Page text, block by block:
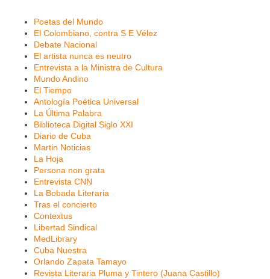
Poetas del Mundo
El Colombiano, contra S E Vélez
Debate Nacional
El artista nunca es neutro
Entrevista a la Ministra de Cultura
Mundo Andino
El Tiempo
Antología Poética Universal
La Última Palabra
Biblioteca Digital Siglo XXI
Diario de Cuba
Martin Noticias
La Hoja
Persona non grata
Entrevista CNN
La Bobada Literaria
Tras el concierto
Contextus
Libertad Sindical
MedLibrary
Cuba Nuestra
Orlando Zapata Tamayo
Revista Literaria Pluma y Tintero (Juana Castillo)